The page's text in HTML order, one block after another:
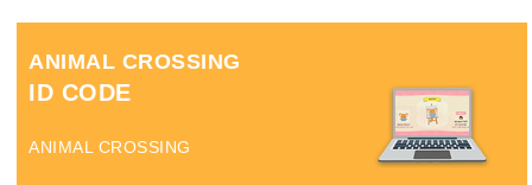
ANIMAL CROSSING
ID CODE
ANIMAL CROSSING